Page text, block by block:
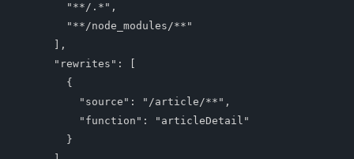
      "**/.*",
      "**/node_modules/**"
    ],
    "rewrites": [
      {
        "source": "/article/**",
        "function": "articleDetail"
      }